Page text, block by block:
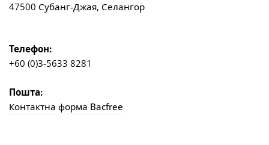
47500 Субанг-Джая, Селангор
Телефон:
+60 (0)3-5633 8281
Пошта:
Контактна форма Bacfree